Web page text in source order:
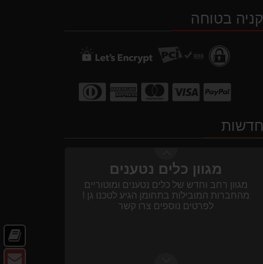
Waze
facebookקניה בטוחה
חדשות
מבצעים והנחות
מגוון כלים נטענים
מגוון רחב וחדש של כלים נטענים ומוטוריים
מהחברות המובילות בתחומן הגיע לטכנו גן !
לפרטים נוספים צרו קשר